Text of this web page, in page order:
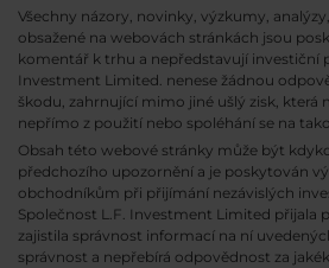
Všechny názory, novinky, výzkumy,
obsažené na webovách stránkách jsou
komentář k trhu a nepředstavují investiční
Investment Limited. nenese žádnou
škodu, zahrnující mimo jiné ušlý zisk, která
nepřímo z použití nebo spoléhání se na
Obsah této webové stránky může být
předchozího upozornění a je poskytován
obchodníkům při přijímání nezávislých
Společnost L.F. Investment Limited přijala
zajistila správnost informací na ní
správnost a nepřebírá odpovědnost za